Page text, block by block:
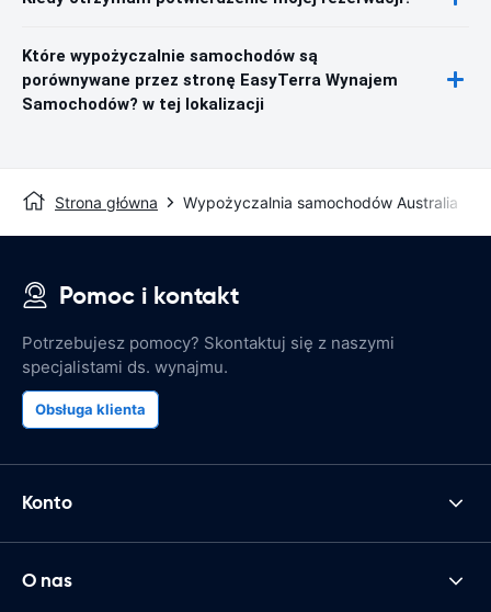
Które wypożyczalnie samochodów są
porównywane przez stronę EasyTerra Wynajem
Samochodów? w tej lokalizacji
Strona główna Wypożyczalnia samochodów Australia
Pomoc i kontakt
Potrzebujesz pomocy? Skontaktuj się z naszymi
specjalistami ds. wynajmu.
Obsługa klienta
Konto
O nas